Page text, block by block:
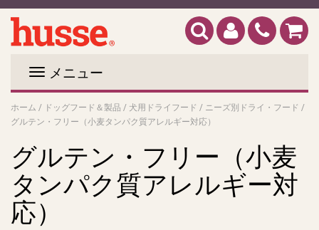
メニュー
ホーム / ドッグフード＆製品 / 犬用ドライフード / ニーズ別ドライ・フード /
グルテン・フリー（小麦タンパク質アレルギー対応）
グルテン・フリー（小麦
タンパク質アレルギー対
応）